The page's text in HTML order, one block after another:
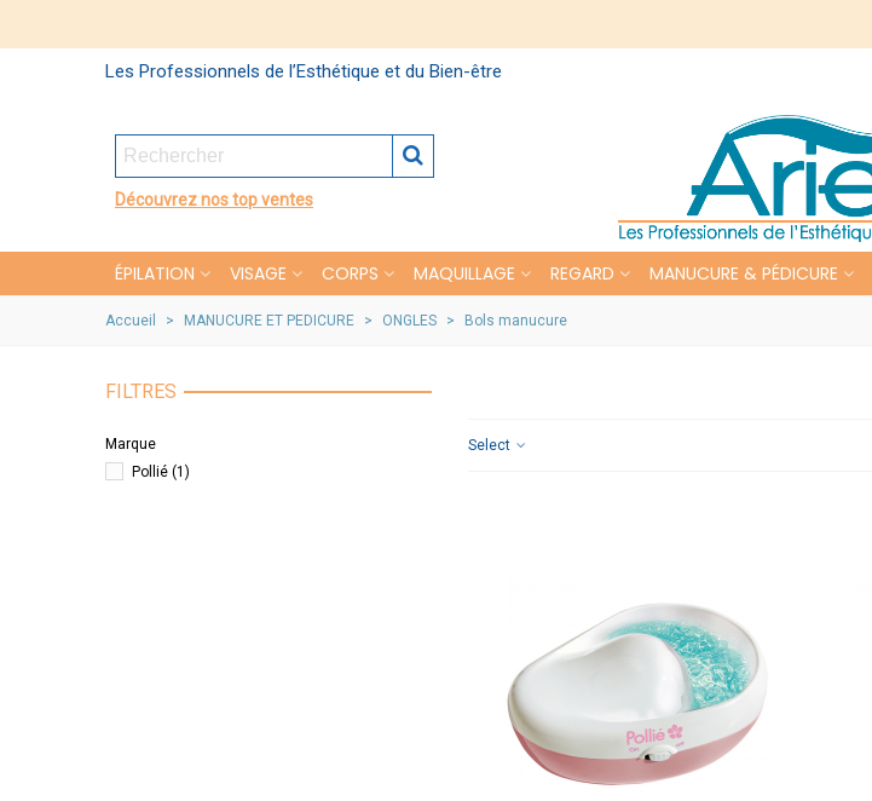
Les Professionnels de l’Esthétique et du Bien-être
Découvrez nos top ventes
ÉPILATION VISAGE CORPS MAQUILLAGE REGARD MANUCURE & PÉDICURE
Accueil > MANUCURE ET PEDICURE > ONGLES > Bols manucure
FILTRES
Marque
Pollié (1)
Select